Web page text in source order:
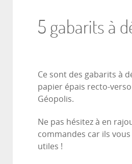
5 gabarits à
Ce sont des gabarits à
papier épais recto-
Géopolis.
Ne pas hésitez à en
commandes car ils
utiles !